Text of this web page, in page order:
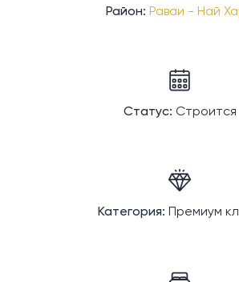
Район: Раваи - Най
Статус: Строится
Категория: Премиум